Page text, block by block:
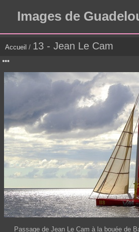
Images de
Accueil / 13 - Jean Le Cam
Passage de Jean Le Cam à la bouée de